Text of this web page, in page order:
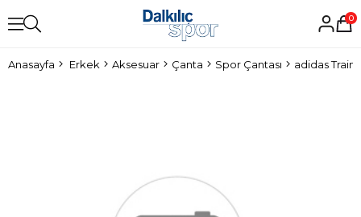
0
Anasayfa Erkek Aksesuar Çanta Spor Çantası adidas